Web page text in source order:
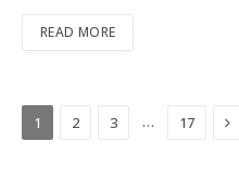
READ MORE
1 2 3 … 17